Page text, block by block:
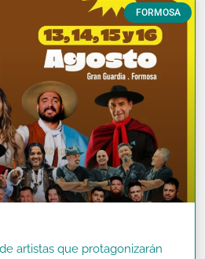
FORMOSA
artistas que protagonizarán